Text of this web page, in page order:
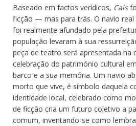
Baseado em factos verídicos, Cais
ficção — mas para trás. O navio real
foi realmente afundado pela
população levaram à sua
peça de teatro será apresentada na
celebração do património cultural
barco e a sua memória. Um navio
morto que vive, é símbolo daquela
identidade local, celebrado como
de ficção cria um futuro coletivo a
comum, inventando-se como